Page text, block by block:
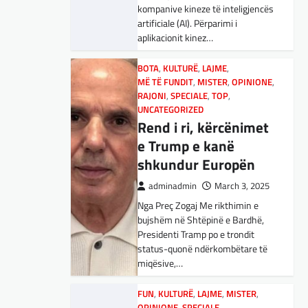
Aksionet e ofruesit francez të
satelitëve Eutelsat u trefishuan
në vlerë gjatë dy ditëve të fundit
mes shqetësimeve se qasja…
BOTA,LAJME,MË TË FUNDIT
OPINIONE,RAJONI
Gjermani, ekspertët
sugjerojnë 400
miliardë euro për
mbrojtje
adminadmin March 4, 2025
Gjermania ndodhet aktualisht në
kulmin e përpjekjeve për krijimin e
qeverisë dhe koha nuk pret.
CDU/CSU dhe SPD po
vazhdojnë…
kompanive kineze të inteligjencës
artificiale (AI). Përparimi i
aplikacionit kinez…
BOTA, KULTURË, LAJME,
MË TË FUNDIT, MISTER,OPINIONE,
RAJONI,SPECIALE,TOP,
UNCATEGORIZED
Rend i ri, kërcënimet
e Trump e kanë
shkundur Europën
adminadmin March 3, 2025
Nga Preç Zogaj Me rikthimin e
bujshëm në Shtëpinë e Bardhë,
Presidenti Tramp po e trondit
status-quonë ndërkombëtare të
miqësive,…
FUN, KULTURË, LAJME, MISTER,
Maqedonisë së Veriut…
LAJME,SPORT
Ja Kush E Bindi
Presidentin E
Vllaznisë Për Të
Marrë Qatip Osmanin
adminadmin
February 20,
2024
Skuadra e njohur shqiptare e
Vllaznisë nga Shkodra, me 30
tetor në postin e trajnerit
zyrtarizoi strategun tetovar, Qatip
Osmani.…
SPORT
Goli i Leipzigut ishte i
rregullt!